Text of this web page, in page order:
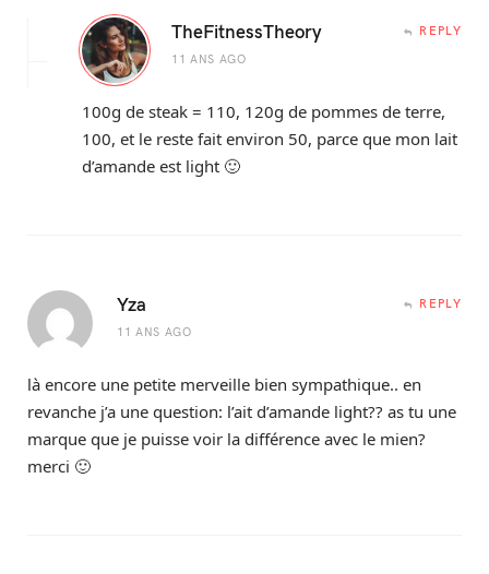
TheFitnessTheory
11 ANS AGO
REPLY
100g de steak = 110, 120g de pommes de terre,
100, et le reste fait environ 50, parce que mon lait
d’amande est light 🙂
Yza
11 ANS AGO
REPLY
là encore une petite merveille bien sympathique.. en
revanche j’a une question: l’ait d’amande light?? as tu une
marque que je puisse voir la différence avec le mien?
merci 🙂